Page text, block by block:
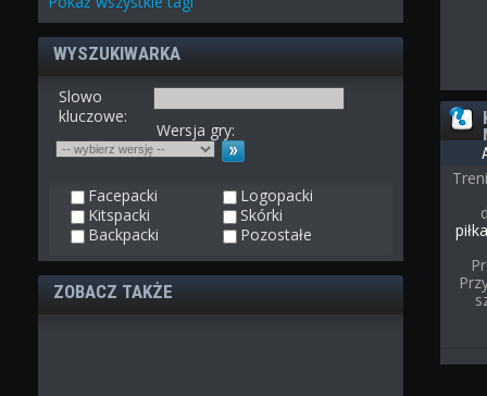
WYSZUKIWARKA
Slowo
kluczowe:
Wersja gry:
Facepacki
Logopacki
Kitspacki
Skórki
Backpacki
Pozostałe
ZOBACZ TAKŻE